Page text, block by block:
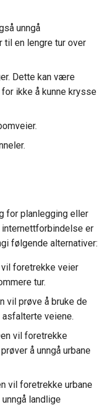
unngå
en lengre tur over
Dette kan være
ikke å kunne krysse
for planlegging eller
internettforbindelse er
følgende alternativer:
foretrekke veier
tur.
vil prøve å bruke de
veiene.
vil foretrekke
å unngå urbane
vil foretrekke urbane
landlige